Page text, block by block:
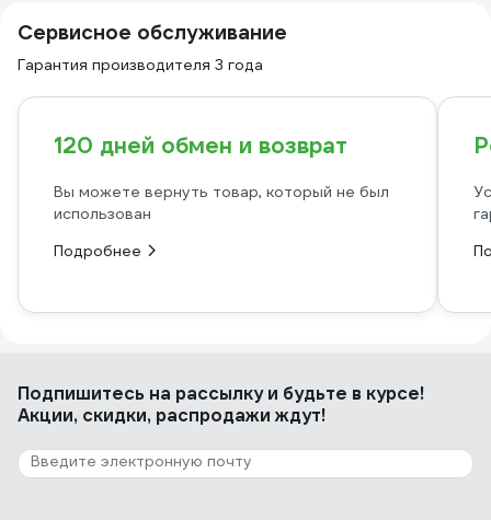
Сервисное обслуживание
Гарантия производителя 3 года
120 дней обмен и возврат
Вы можете вернуть товар, который не был
использован
Подробнее
Подпишитесь на рассылкуи будьте в курсе!
Акции, скидки, распродажи ждут!